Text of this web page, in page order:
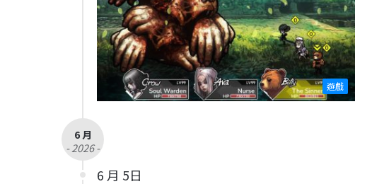
遊戲
6 月
- 2026 -
6 月 5日